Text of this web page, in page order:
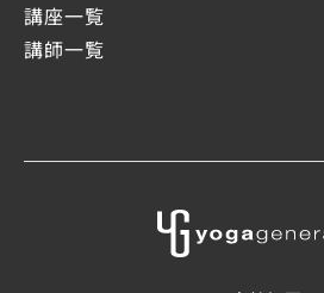
講座一覧
講師一覧